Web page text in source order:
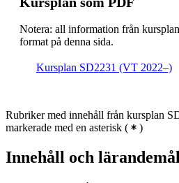
Notera: all information från
format på denna sida.
Kursplan SD2231 (VT 2022–)
Rubriker med innehåll från kursplan
markerade med en asterisk ( )
Innehåll och lärandemål